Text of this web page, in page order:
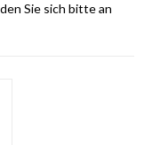
Sie sich bitte an